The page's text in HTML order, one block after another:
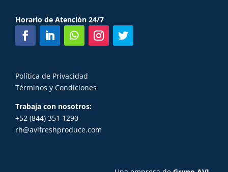
Horario de Atención 24/7
Política de Privacidad
Términos y Condiciones
Trabaja con nosotros:
+52 (844) 351 1290
rh@avlfreshproduce.com